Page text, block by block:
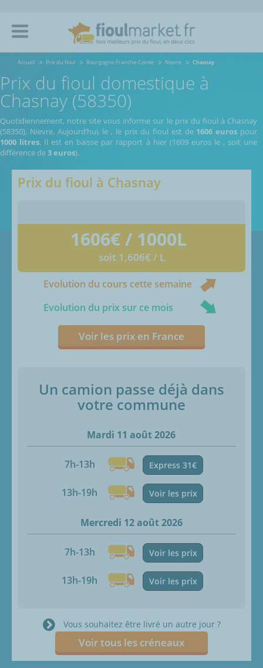
Accueil Prix du fioul Bourgogne-Franche-Comte Nievre Chasnay
Prix du fioul domestique à
Chasnay (58350)
Quotidiennement, notre site vous informe sur le prix du fioul à Chasnay
(58350), Nievre. Aujourd’hui, le, le prix du fioul est de 1606 euros pour
1000 litres. Il est en baisse par rapport à hier (1609 euros le , soit une
différence de3 euros).
Prix du fioul à Chasnay
1606€ / 1000L
soit 1,606€ / L
Evolution du cours cette semaine
Evolution du prix sur ce mois
Voir les prix en France
Un camion passe déjà dans
votre commune
Mardi 11 août 2026
7h-13h Express 31€
13h-19h Voir les prix
Mercredi 12 août 2026
7h-13h Voir les prix
13h-19h Voir les prix
Vous souhaitez être livré un autre jour ?
Voir tous les créneaux